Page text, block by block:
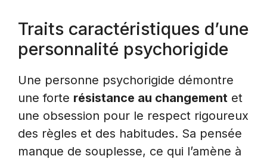
Traits caractéristiques d’une
personnalité psychorigide
Une personne psychorigide démontre
une forte résistance au changement et
une obsession pour le respect rigoureux
des règles et des habitudes. Sa pensée
manque de souplesse, ce qui l’amène à